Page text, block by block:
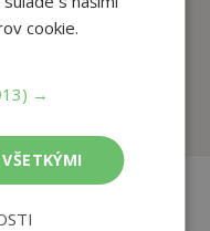
olivového háje
cookie.
→